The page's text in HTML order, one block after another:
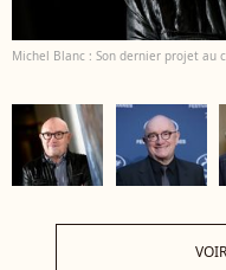
Michel Blanc : Son dernier projet au